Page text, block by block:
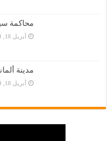
محاكمة
أبريل 18, 2024
مدينة
أبريل 18, 2024